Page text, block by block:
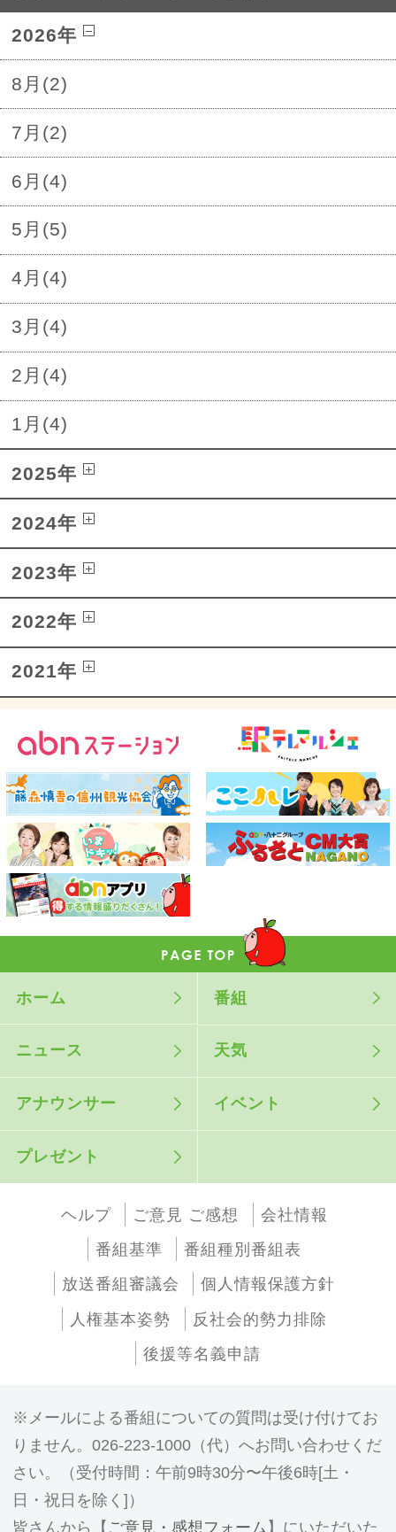
2026年
8月(2)
7月(2)
6月(4)
5月(5)
4月(4)
3月(4)
2月(4)
1月(4)
2025年
2024年
2023年
2022年
2021年
ホーム 番組
ニュース 天気
アナウンサー イベント
プレゼント
ヘルプ ご意見 ご感想
会社情報
番組基準
番組種別番組表
放送番組審議会
個人情報保護方針
人権基本姿勢
反社会的勢力排除
後援等名義申請
メールによる番組についての質問は受け付けてお
りません。026-223-1000（代）へお問い合わせくだ
さい。（受付時間：午前9時30分〜午後6時[土・
日・祝日を除く]）
皆さんから【 ご意見・感想フォーム 】にいただいた